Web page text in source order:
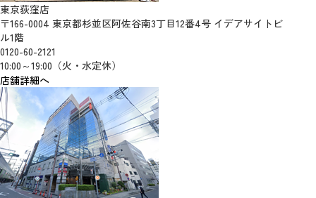
東京荻窪店
〒166-0004 東京都杉並区阿佐谷南3丁目12番4号 イデアサイトビ
ル1階
0120-60-2121
10:00～19:00（火・水定休）
店舗詳細へ